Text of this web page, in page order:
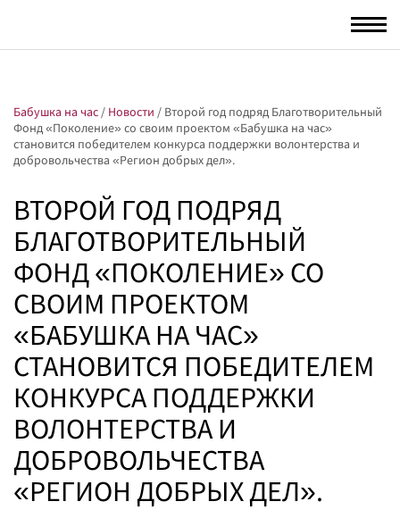
Бабушка на час / Новости / Второй год подряд Благотворительный
Фонд «Поколение» со своим проектом «Бабушка на час»
становится победителем конкурса поддержки волонтерства и
добровольчества «Регион добрых дел».
ВТОРОЙ ГОД ПОДРЯД
БЛАГОТВОРИТЕЛЬНЫЙ
ФОНД «ПОКОЛЕНИЕ» СО
СВОИМ ПРОЕКТОМ
«БАБУШКА НА ЧАС»
СТАНОВИТСЯ ПОБЕДИТЕЛЕМ
КОНКУРСА ПОДДЕРЖКИ
ВОЛОНТЕРСТВА И
ДОБРОВОЛЬЧЕСТВА
«РЕГИОН ДОБРЫХ ДЕЛ».